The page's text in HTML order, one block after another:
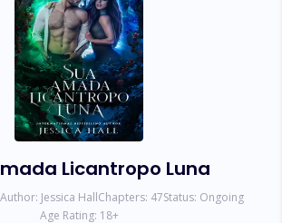
Licantropo Luna
Author: Jessica HallChapters: 47Status: Ongoing
Age Rating: 18+